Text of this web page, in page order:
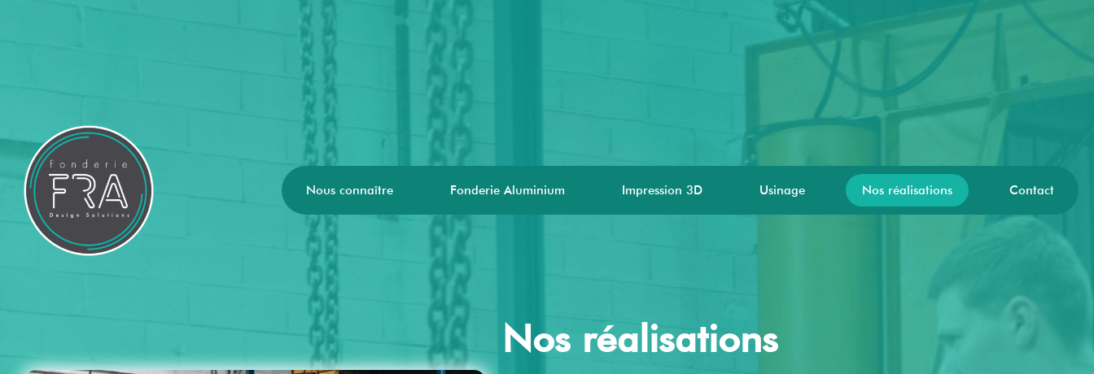
Nous connaître Fonderie Aluminium Impression 3D Usinage Nos réalisations Contact
Nos réalisations